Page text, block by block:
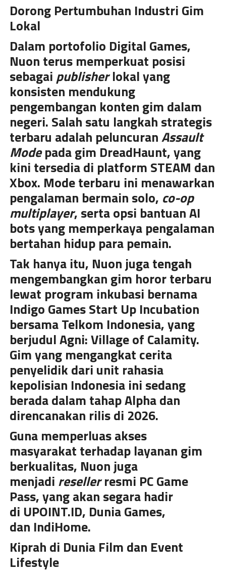
Dorong Pertumbuhan Industri Gim
Lokal
Dalam portofolio Digital Games,
Nuon terus memperkuat posisi
sebagai publisherlokal yang
konsisten mendukung
pengembangan konten gim dalam
negeri. Salah satu langkah strategis
terbaru adalah peluncuranAssault
Modepada gim DreadHaunt, yang
kini tersedia di platform STEAM dan
Xbox. Mode terbaru ini menawarkan
pengalaman bermain solo, co-op
multiplayer, serta opsi bantuan AI
bots yang memperkaya pengalaman
bertahan hidup para pemain.
Tak hanya itu, Nuon juga tengah
mengembangkan gim horor terbaru
lewat program inkubasi bernama
Indigo Games Start Up Incubation
bersama Telkom Indonesia, yang
berjudul Agni: Village of Calamity.
Gim yang mengangkat cerita
penyelidik dari unit rahasia
kepolisian Indonesia ini sedang
berada dalam tahap Alpha dan
direncanakan rilis di 2026.
Guna memperluas akses
masyarakat terhadap layanan gim
berkualitas, Nuon juga
menjadi resellerresmi PC Game
Pass, yang akan segara hadir
di UPOINT.ID, Dunia Games,
dan IndiHome.
Kiprah di Dunia Film dan Event
Lifestyle